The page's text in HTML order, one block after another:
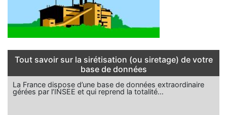
Tout savoir sur la sirétisation (ou siretage) de votre
base de données
La France dispose d’une base de données extraordinaire
gérées par l’INSEE et qui reprend la totalité…